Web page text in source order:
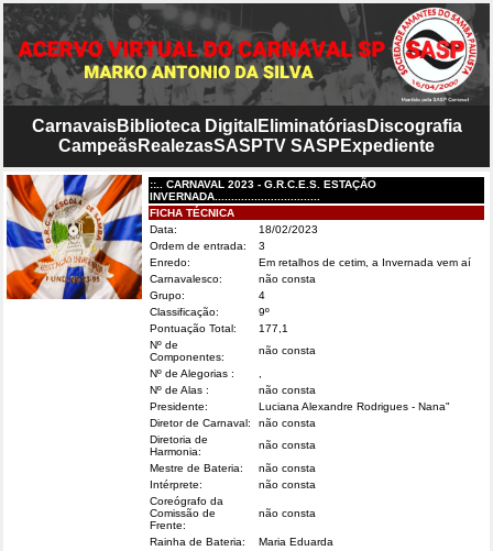
CarnavaisBiblioteca Digital EliminatóriasDiscografia
CampeãsRealezasSASPTV SASP Expediente
::.. CARNAVAL 2023 - G.R.C.E.S. ESTAÇÃO
INVERNADA................................
FICHA TÉCNICA
Data:
18/02/2023
Ordem de entrada:
3
Enredo:
Em retalhos de cetim, a Invernada vem aí
Carnavalesco:
não consta
Grupo:
4
Classificação:
9º
Pontuação Total:
177,1
Nº de
Componentes:
não consta
Nº de Alegorias :
Nº de Alas :
não consta
Presidente:
Luciana Alexandre Rodrigues - Nana"
Diretor de Carnaval:
não consta
Diretoria de
Harmonia:
não consta
Mestre de Bateria:
não consta
Intérprete:
não consta
Coreógrafo da
Comissão de
Frente:
não consta
Rainha de Bateria:
Maria Eduarda